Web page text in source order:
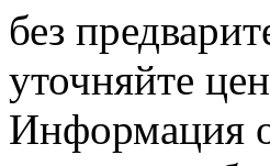
без
уточняйте
Информация